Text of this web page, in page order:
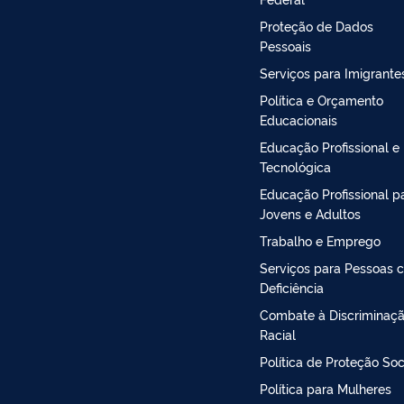
Proteção de Dados
Pessoais
Serviços para
Política e Orçamento
Educacionais
Educação Profissional e
Tecnológica
Educação Profissional
Jovens e Adultos
Trabalho e Emprego
Serviços para Pessoas
Deficiência
Combate à
Racial
Política de Proteção
Política para Mulheres